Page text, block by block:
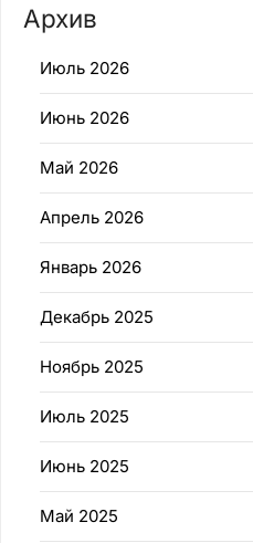
Архив
Июль 2026
Июнь 2026
Май 2026
Апрель 2026
Январь 2026
Декабрь 2025
Ноябрь 2025
Июль 2025
Июнь 2025
Май 2025